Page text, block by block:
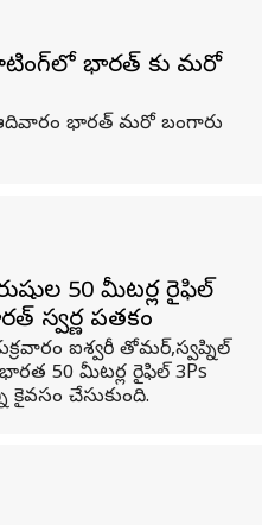
భారత్ కు మరో
భారత్ మరో బంగారు
50 మీటర్ల రైఫిల్‌
స్వర్ణ పతకం
ఐశ్వరీ తోమర్,స్వప్నిల్
50 మీటర్ల రైఫిల్ 3Ps
కైవసం చేసుకుంది.